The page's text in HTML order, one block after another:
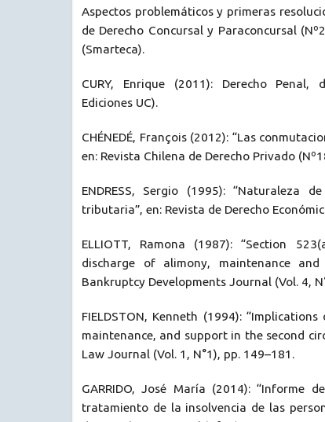
Aspectos problemáticos y primeras
de Derecho Concursal y Paraconcursal
(Smarteca).
CURY, Enrique (2011): Derecho Penal,
Ediciones UC).
CHÉNEDÉ, François (2012): “Las
en: Revista Chilena de Derecho Privado
ENDRESS, Sergio (1995): “Naturaleza
tributaria”, en: Revista de Derecho
ELLIOTT, Ramona (1987): “Section
discharge of alimony, maintenance
Bankruptcy Developments Journal (Vol. 4,
FIELDSTON, Kenneth (1994):
maintenance, and support in the second
Law Journal (Vol. 1, N°1), pp. 149–181.
GARRIDO, José María (2014): “Informe
tratamiento de la insolvencia de las